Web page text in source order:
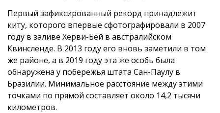
Первый зафиксированный рекорд принадлежит
киту, которого впервые сфотографировали в 2007
году в заливе Херви-Бей в австралийском
Квинсленде. В 2013 году его вновь заметили в том
же районе, а в 2019 году эта же особь была
обнаружена у побережья штата Сан-Паулу в
Бразилии. Минимальное расстояние между этими
точками по прямой составляет около 14,2 тысячи
километров.